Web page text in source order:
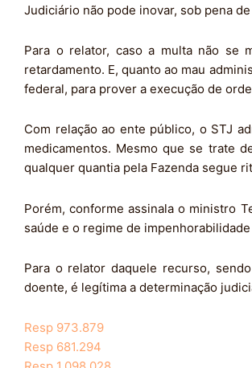
Judiciário não pode inovar, sob pena
Para o relator, caso a multa não se
retardamento. E, quanto ao mau
federal, para prover a execução de
Com relação ao ente público, o STJ
medicamentos. Mesmo que se trate
qualquer quantia pela Fazenda segue
Porém, conforme assinala o ministro
saúde e o regime de
Para o relator daquele recurso,
doente, é legítima a determinação
Resp 973.879
Resp 681.294